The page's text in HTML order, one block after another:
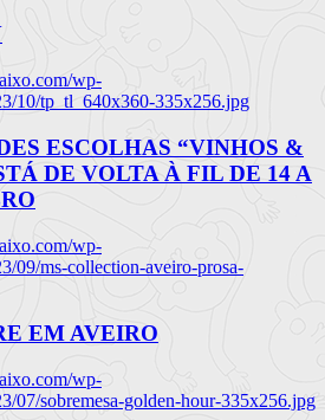
wp-
10/tp_tl_640x360-335x256.jpg
ESCOLHAS “VINHOS &
DE VOLTA À FIL DE 14 A
wp-
09/ms-collection-aveiro-prosa-
EM AVEIRO
wp-
07/sobremesa-golden-hour-335x256.jpg